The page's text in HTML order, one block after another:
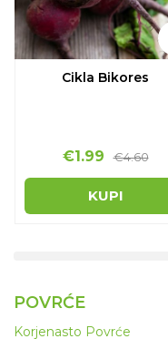
POVRĆE
Korjenasto Povrće
Cikla Bikores
€1.99 €4.60
KUPI